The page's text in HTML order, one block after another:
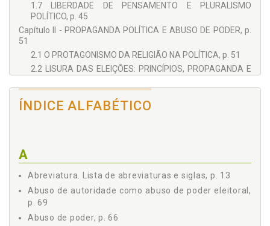
1.7 LIBERDADE DE PENSAMENTO E PLURALISMO
POLÍTICO, p. 45
Capítulo II - PROPAGANDA POLÍTICA E ABUSO DE PODER, p.
51
2.1 O PROTAGONISMO DA RELIGIÃO NA POLÍTICA, p. 51
2.2 LISURA DAS ELEIÇÕES: PRINCÍPIOS, PROPAGANDA E
2.3 DA PROPAGANDA POLÍTICA, p. 57
2.4 PROPAGANDA, CAMPANHA E PODER DE POLÍCIA
2.7 ABUSO DE AUTORIDADE COMO ABUSO DE PODER
ELEITORAL, p. 69
Capítulo III - ABUSO DE PODER RELIGIOSO E PODER POLÍTICO
LATO SENSU, p. 81
3.1 DO ABUSO DE PODER POLÍTICO LATO SENSU, p. 81
ÍNDICE ALFABÉTICO
A
Abreviatura. Lista de abreviaturas e siglas, p. 13
Abuso de autoridade como abuso de poder eleitoral,
p. 69
Abuso de poder, p. 66